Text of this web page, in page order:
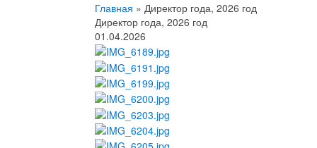
Главная »Директор года, 2026 год
Директор года, 2026 год
01.04.2026